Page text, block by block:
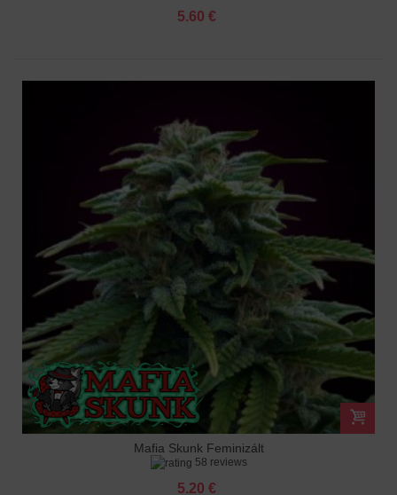
5.60 €
Mafia Skunk Feminizált
58 reviews
5.20 €